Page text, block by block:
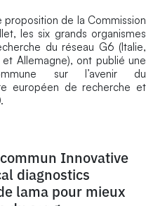
proposition de la Commission
les six grands organismes
du réseau G6 (Italie,
et Allemagne), ont publié une
sur l’avenir du
européen de recherche et
Innovative
diagnostics
lama pour mieux